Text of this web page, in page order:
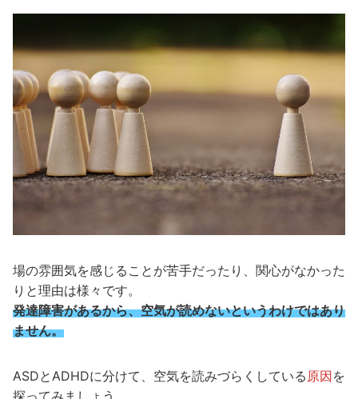
場の雰囲気を感じることが苦手だったり、関心がなかった
りと理由は様々です。
発達障害があるから、空気が読めないというわけではあり
ません。
ASDとADHDに分けて、空気を読みづらくしている 原因を
探ってみましょう。